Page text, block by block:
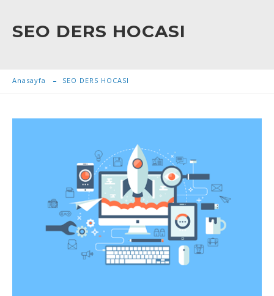
SEO DERS HOCASI
Anasayfa SEO DERS HOCASI